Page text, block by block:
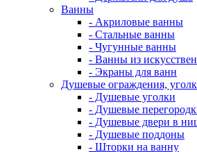
Ванны
- Акриловые ванны
- Стальные ванны
- Чугунные ванны
- Ванны из
- Экраны для ванн
Душевые ограждения,
- Душевые уголки
- Душевые
- Душевые двери в
- Душевые поддоны
- Шторки на ванну